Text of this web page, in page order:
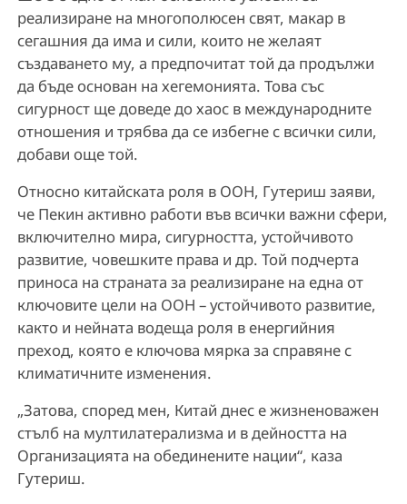
реализиране на многополюсен свят, макар в
сегашния да има и сили, които не желаят
създаването му, а предпочитат той да продължи
да бъде основан на хегемонията. Това със
сигурност ще доведе до хаос в международните
отношения и трябва да се избегне с всички сили,
добави още той.
Относно китайската роля в ООН, Гутериш заяви,
че Пекин активно работи във всички важни сфери,
включително мира, сигурността, устойчивото
развитие, човешките права и др. Той подчерта
приноса на страната за реализиране на една от
ключовите цели на ООН – устойчивото развитие,
както и нейната водеща роля в енергийния
преход, която е ключова мярка за справяне с
климатичните изменения.
„Затова, според мен, Китай днес е жизненоважен
стълб на мултилатерализма и в дейността на
Организацията на обединените нации“, каза
Гутериш.